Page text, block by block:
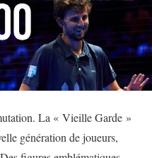
La « Vieille Garde »
génération de joueurs,